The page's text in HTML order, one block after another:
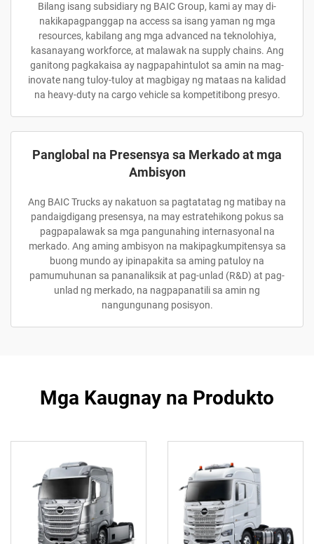
Bilang isang subsidiary ng BAIC Group, kami ay may di-
nakikapagpanggap na access sa isang yaman ng mga
resources, kabilang ang mga advanced na teknolohiya,
kasanayang workforce, at malawak na supply chains. Ang
ganitong pagkakaisa ay nagpapahintulot sa amin na mag-
inovate nang tuloy-tuloy at magbigay ng mataas na kalidad
na heavy-duty na cargo vehicle sa kompetitibong presyo.
Panglobal na Presensya sa Merkado at mga
Ambisyon
Ang BAIC Trucks ay nakatuon sa pagtatatag ng matibay na
pandaigdigang presensya, na may estratehikong pokus sa
pagpapalawak sa mga pangunahing internasyonal na
merkado. Ang aming ambisyon na makipagkumpitensya sa
buong mundo ay ipinapakita sa aming patuloy na
pamumuhunan sa pananaliksik at pag-unlad (R&D) at pag-
unlad ng merkado, na nagpapanatili sa amin ng
nangungunang posisyon.
Mga Kaugnay na Produkto